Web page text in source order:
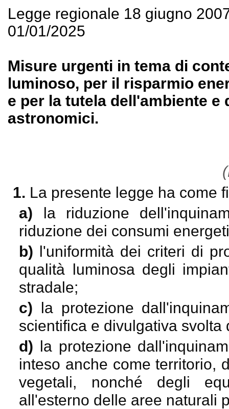
Legge regionale 18 giugno
01/01/2025
Misure urgenti in tema di
luminoso, per il risparmio
e per la tutela dell'ambiente
astronomici.
1. La presente legge ha come
a) la riduzione
riduzione dei consumi
b) l'uniformità dei criteri di
qualità luminosa degli
stradale;
c) la protezione
scientifica e divulgativa
d) la protezione
inteso anche come territorio,
vegetali, nonché degli
all'esterno delle aree naturali